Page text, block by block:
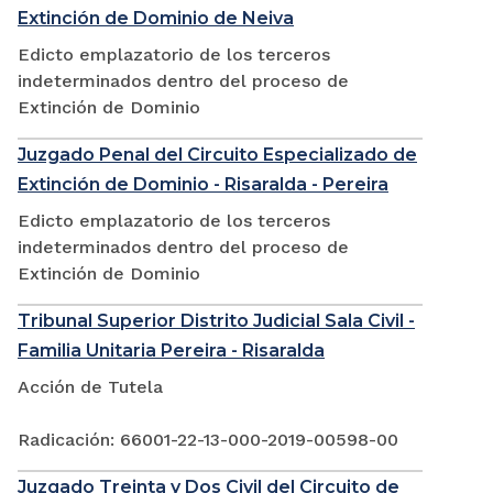
Extinción de Dominio de Neiva
Edicto emplazatorio de los terceros
indeterminados dentro del proceso de
Extinción de Dominio
Juzgado Penal del Circuito Especializado de
Extinción de Dominio - Risaralda - Pereira
Edicto emplazatorio de los terceros
indeterminados dentro del proceso de
Extinción de Dominio
Tribunal Superior Distrito Judicial Sala Civil -
Familia Unitaria Pereira - Risaralda
Acción de Tutela
Radicación: 66001-22-13-000-2019-00598-00
Juzgado Treinta y Dos Civil del Circuito de